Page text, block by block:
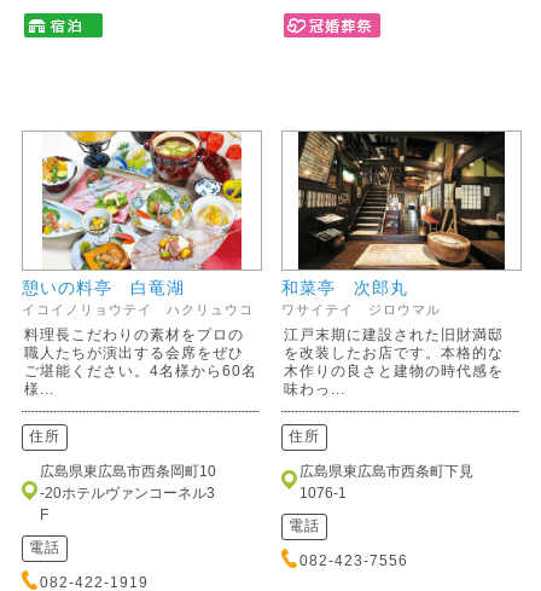
憩いの料亭 白竜湖
イコイノリョウテイ ハクリュウコ
料理長こだわりの素材をプロの
職人たちが演出する会席をぜひ
ご堪能ください。4名様から60名
様...
住所
広島県東広島市西条岡町10
-20ホテルヴァンコーネル3
F
電話
082-422-1919
和菜亭 次郎丸
ワサイテイ ジロウマル
江戸末期に建設された旧財満邸
を改装したお店です。本格的な
木作りの良さと建物の時代感を
味わっ...
住所
広島県東広島市西条町下見
1076-1
電話
082-423-7556